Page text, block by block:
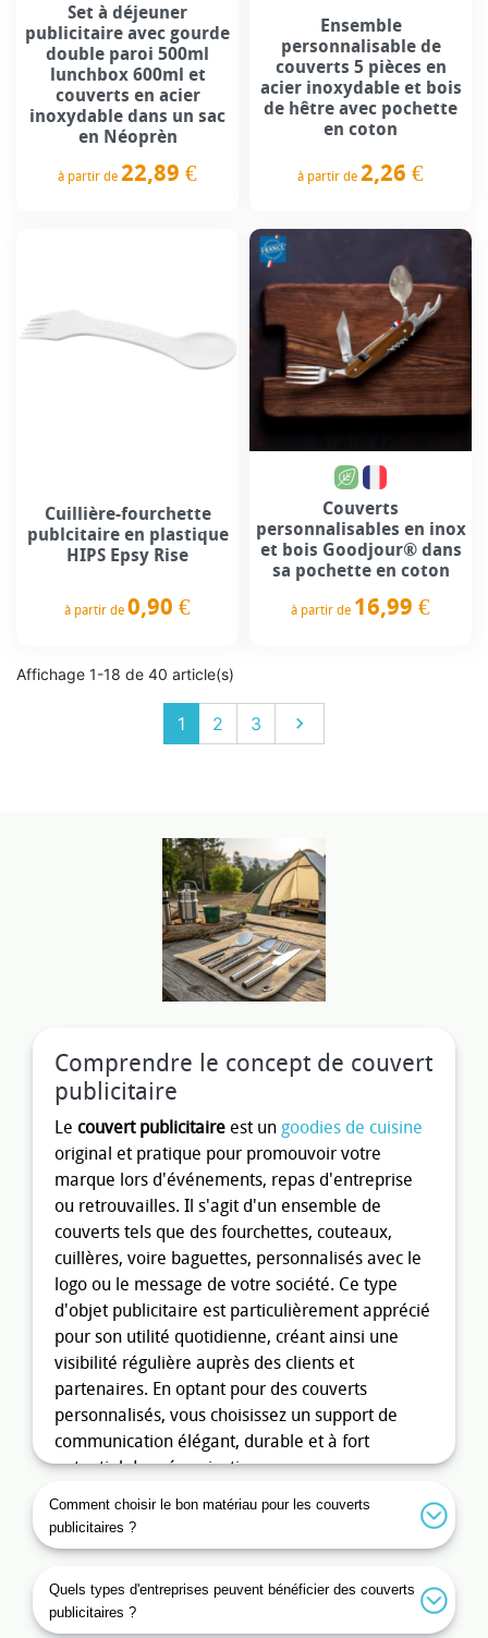
Comprendre le concept de couvert
publicitaire
Le couvert publicitaire est un goodies de cuisine
original et pratique pour promouvoir votre
marque lors d'événements, repas d'entreprise
ou retrouvailles. Il s'agit d'un ensemble de
couverts tels que des fourchettes, couteaux,
cuillères, voire baguettes, personnalisés avec le
logo ou le message de votre société. Ce type
d'objet publicitaire est particulièrement apprécié
pour son utilité quotidienne, créant ainsi une
visibilité régulière auprès des clients et
partenaires. En optant pour des couverts
personnalisés, vous choisissez un support de
communication élégant, durable et à fort
potentiel de mémorisation.
Les avantages du couvert
publicitaire pour votre entreprise
nombreux bénéfices directs et indirects à votre
entreprise. Tout d'abord, ces objets augmentent
Comment choisir le bon matériau pour les couverts
publicitaires ?
Quels types d'entreprises peuvent bénéficier des couverts
publicitaires ?
Set à déjeuner
publicitaire avec gourde
double paroi 500ml
lunchbox 600ml et
couverts en acier
inoxydable dans un sac
en Néoprèn
à partir de 22,89 €
Ensemble
personnalisable de
couverts 5 pièces en
acier inoxydable et bois
de hêtre avec pochette
en coton
à partir de 2,26 €
Cuillière-fourchette
publcitaire en plastique
HIPS Epsy Rise
à partir de 0,90 €
Couverts
personnalisables en inox
et bois Goodjour® dans
sa pochette en coton
à partir de 16,99 €
Affichage 1-18 de 40 article(s)
1 2 3 Suivant
